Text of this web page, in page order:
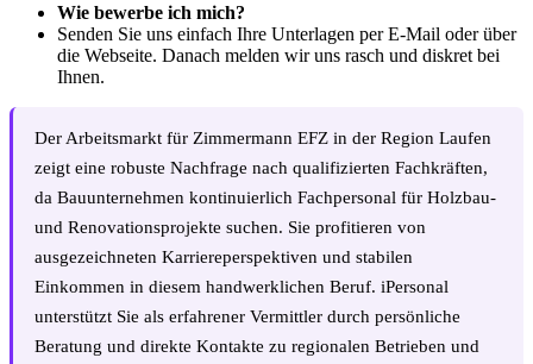
Wie bewerbe ich mich?
Senden Sie uns einfach Ihre Unterlagen per E-Mail oder über
die Webseite. Danach melden wir uns rasch und diskret bei
Ihnen.
Der Arbeitsmarkt für Zimmermann EFZ in der Region Laufen
zeigt eine robuste Nachfrage nach qualifizierten Fachkräften,
da Bauunternehmen kontinuierlich Fachpersonal für Holzbau-
und Renovationsprojekte suchen. Sie profitieren von
ausgezeichneten Karriereperspektiven und stabilen
Einkommen in diesem handwerklichen Beruf. iPersonal
unterstützt Sie als erfahrener Vermittler durch persönliche
Beratung und direkte Kontakte zu regionalen Betrieben und